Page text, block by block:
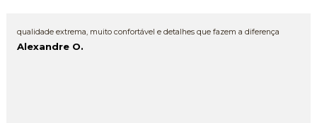
qualidade extrema, muito confortável e detalhes que fazem a diferença
Alexandre O.